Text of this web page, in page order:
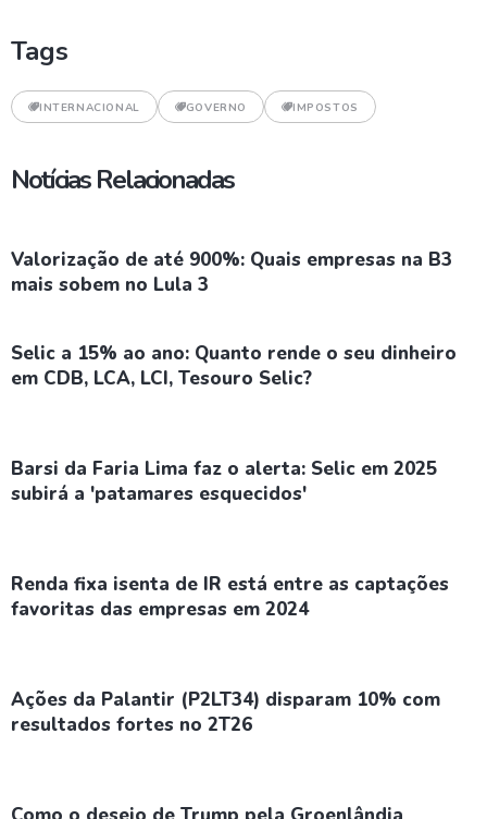
Tags
INTERNACIONAL GOVERNO IMPOSTOS
Notícias Relacionadas
Valorização de até 900%: Quais empresas na B3
mais sobem no Lula 3
Selic a 15% ao ano: Quanto rende o seu dinheiro
em CDB, LCA, LCI, Tesouro Selic?
Barsi da Faria Lima faz o alerta: Selic em 2025
subirá a 'patamares esquecidos'
Renda fixa isenta de IR está entre as captações
favoritas das empresas em 2024
Ações da Palantir (P2LT34) disparam 10% com
resultados fortes no 2T26